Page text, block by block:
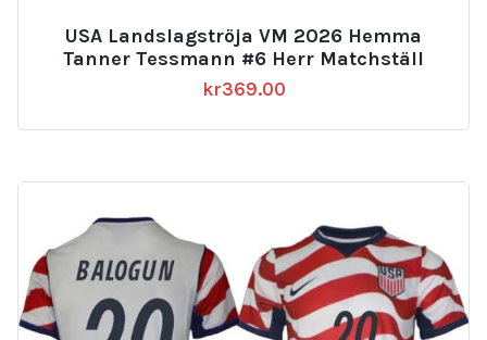
USA Landslagströja VM 2026 Hemma
Tanner Tessmann #6 Herr Matchställ
kr369.00